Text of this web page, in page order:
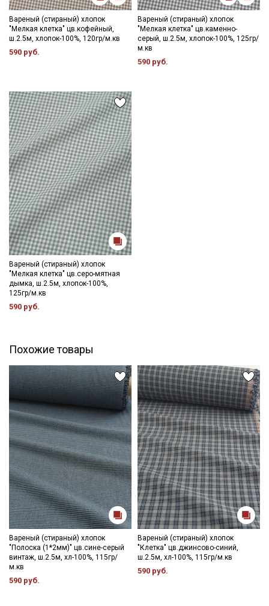
Вареный (стираный) хлопок
"Мелкая клетка" цв.кофейный,
ш.2.5м, хлопок-100%, 120гр/м.кв
590 руб.
Вареный (стираный) хлопок
"Мелкая клетка" цв.каменно-
серый, ш.2.5м, хлопок-100%, 125гр/
м.кв
590 руб.
Вареный (стираный) хлопок
"Мелкая клетка" цв.серо-мятная
дымка, ш.2.5м, хлопок-100%,
125гр/м.кв
590 руб.
Похожие товары
Вареный (стираный) хлопок
"Полоска (1*2мм)" цв.сине-серый
винтаж, ш.2.5м, хл-100%, 115гр/
м.кв
590 руб.
Вареный (стираный) хлопок
"Клетка" цв.джинсово-синий,
ш.2.5м, хл-100%, 115гр/м.кв
590 руб.
Подписаться
Политикой обработки персональных
ДаюСогласие на получение рекламных и
информационных рассылок